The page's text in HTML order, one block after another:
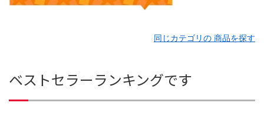
同じカテゴリの 商品を探す
ベストセラーランキングです